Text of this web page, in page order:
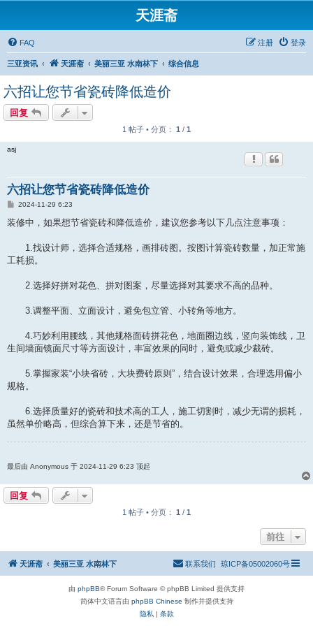
天涯斋
FAQ 登录
注册
三亚资讯 天涯斋 美丽三亚 水南林下 综合信息
六招让您节省瓷砖降低造价
回复
1 帖子 • 分页： 1 / 1
asj
六招让您节省瓷砖降低造价
帖
2024-11-29 6:23
装修中，如果想节省瓷砖和降低造价，建议您参考以下几点注意事项：
1.找设计师，选择合适规格，画排砖图。按图计算瓷砖数量，加正常施
工耗损。
2.选择好拼对花色、拼对图案，尽量选择对其要求不高的品种。
3.调整平面、立面设计，避免包立管、小转角等地方。
4.巧妙利用腰线，其他规格面砖拼花色，地面圈边线，竖向装饰线，卫
生间墙面镜面尺寸等方面设计，丰富效果的同时，避免或减少裁砖。
5.掌握家装“小块省砖，大块费砖原则”，结合设计效果，合理选用偏小
规格。
6.选择质量好的瓷砖和技术高的工人，施工切割时，减少无谓的损耗，
虽然单价略高，但综合算下来，还是节省的。
最后由 Anonymous 于 2024-11-29 6:23 顶起
回复
1 帖子 • 分页： 1 / 1
前往
天涯斋 美丽三亚 水南林下 琼ICP备05002060号
联系我们
由 phpBB® Forum Software © phpBB Limited 提供支持
简体中文语言由 phpBB Chinese 制作并提供支持
隐私 | 条款